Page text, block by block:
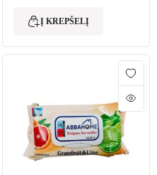
Į KREPŠELĮ